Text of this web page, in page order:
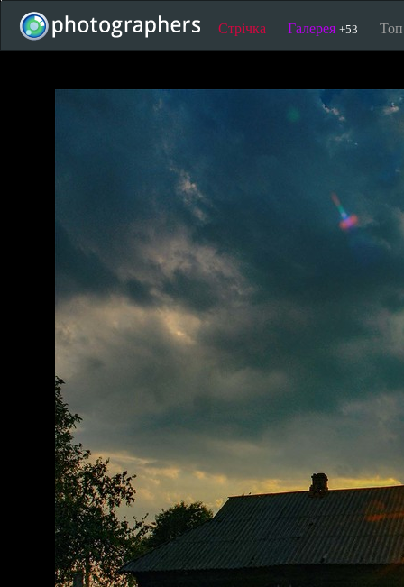
Стрічка Галерея +53